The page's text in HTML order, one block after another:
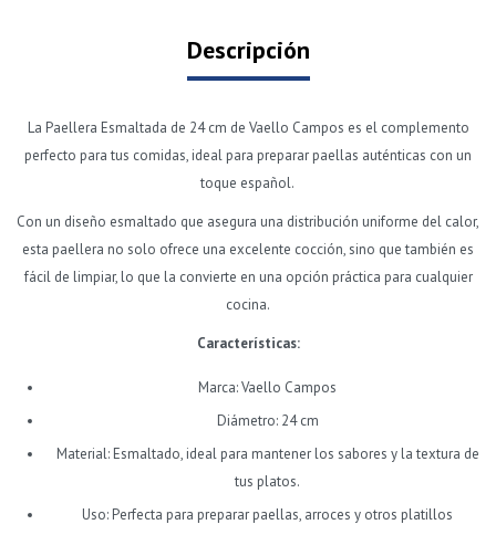
Descripción
La Paellera Esmaltada de 24 cm de Vaello Campos es el complemento
perfecto para tus comidas, ideal para preparar paellas auténticas con un
toque español.
Con un diseño esmaltado que asegura una distribución uniforme del calor,
esta paellera no solo ofrece una excelente cocción, sino que también es
fácil de limpiar, lo que la convierte en una opción práctica para cualquier
cocina.
Características:
Marca: Vaello Campos
Diámetro: 24 cm
Material: Esmaltado, ideal para mantener los sabores y la textura de
tus platos.
Uso: Perfecta para preparar paellas, arroces y otros platillos